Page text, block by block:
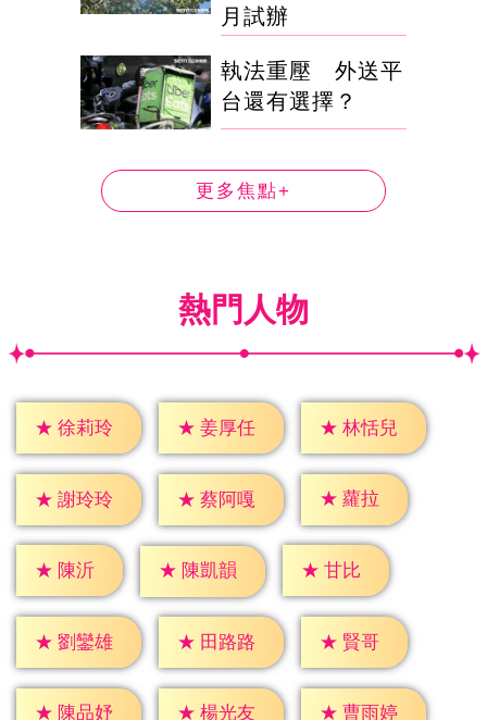
月試辦
執法重壓 外送平
台還有選擇？
更多焦點+
熱門人物
★ 徐莉玲 ★ 姜厚任 ★ 林恬兒
★ 謝玲玲 ★ 蔡阿嘎 ★ 蘿拉
★ 陳沂 ★ 陳凱韻 ★ 甘比
★ 劉鑾雄 ★ 田路路 ★ 賢哥
★ 陳品妤 ★ 楊光友 ★ 曹雨婷